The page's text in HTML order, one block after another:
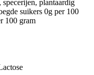
plantaardig
suikers 0g per 100
100 gram